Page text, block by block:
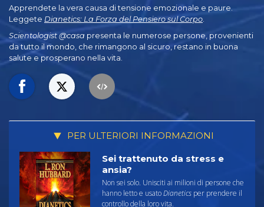
Apprendete la vera causa di tensione emozionale e paure.
Leggete Dianetics: La Forza del Pensiero sul Corpo
Scientologist @casa presenta le numerose persone, provenienti
da tutto il mondo, che rimangono al sicuro, restano in buona
salute e prosperano nella vita.
PER ULTERIORI INFORMAZIONI
Sei trattenuto da stress e
ansia?
Non sei solo. Unisciti ai milioni di persone che
hanno letto e usatoDianetics per prendere il
controllo della loro vita.